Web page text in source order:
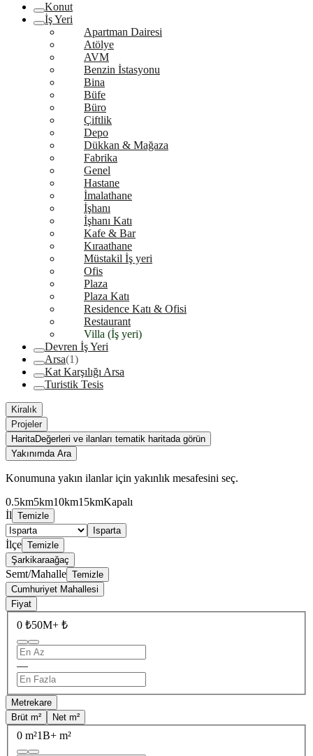
Konut
İş Yeri
Apartman Dairesi
Atölye
AVM
Benzin İstasyonu
Bina
Büfe
Büro
Çiftlik
Depo
Dükkan & Mağaza
Fabrika
Genel
Hastane
İmalathane
İşhanı
İşhanı Katı
Kafe & Bar
Kıraathane
Müstakil İş yeri
Ofis
Plaza
Plaza Katı
Residence Katı & Ofisi
Restaurant
Villa (İş yeri)
Devren İş Yeri
Arsa(1)
Kat Karşılığı Arsa
Turistik Tesis
Kiralık
Projeler
HaritaDeğerleri ve ilanları tematik haritada görün
Yakınımda Ara
Konumuna yakın ilanlar için yakınlık mesafesini seç.
0.5km5km10km15kmKapalı
İl Temizle
Isparta
İlçe Temizle
Şarkikaraağaç
Semt/Mahalle Temizle
Cumhuriyet Mahallesi
Fiyat
0 ₺50M+ ₺
—
Metrekare
Brüt m²
Net m²
0 m²1B+ m²